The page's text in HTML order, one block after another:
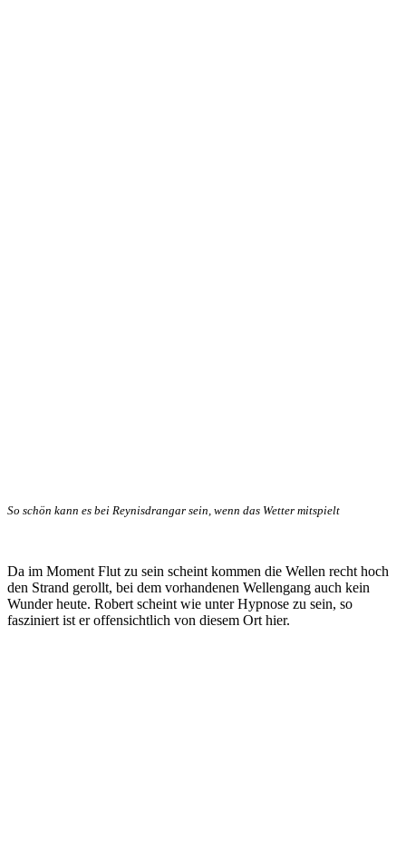
So schön kann es bei Reynisdrangar sein, wenn das Wetter mitspielt
Da im Moment Flut zu sein scheint kommen die Wellen recht hoch
den Strand gerollt, bei dem vorhandenen Wellengang auch kein
Wunder heute. Robert scheint wie unter Hypnose zu sein, so
fasziniert ist er offensichtlich von diesem Ort hier.